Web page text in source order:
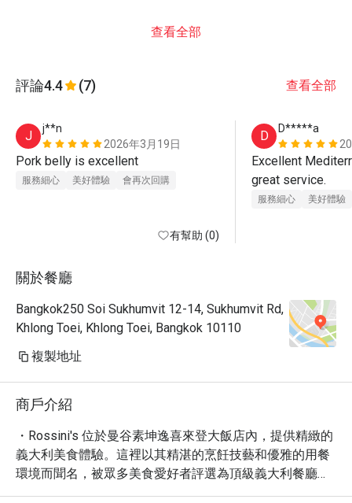
查看全部
評論4.4 (7) 查看全部
J
j**n
2026年3月19日
服務細心 美好體驗 會再次回購
有幫助 (0)
D
D*****a
Excellent
great service.
服務細心 美好體驗
關於餐廳
Bangkok250 Soi Sukhumvit 12-14, Sukhumvit Rd,
Khlong Toei, Khlong Toei, Bangkok 10110
複製地址
商戶介紹
・Rossini's 位於曼谷素坤逸喜來登大飯店內，提供精緻的
義大利美食體驗。這裡以其精湛的烹飪技藝和優雅的用餐
環境而聞名，被眾多美食愛好者評選為頂級義大利餐廳之
一。